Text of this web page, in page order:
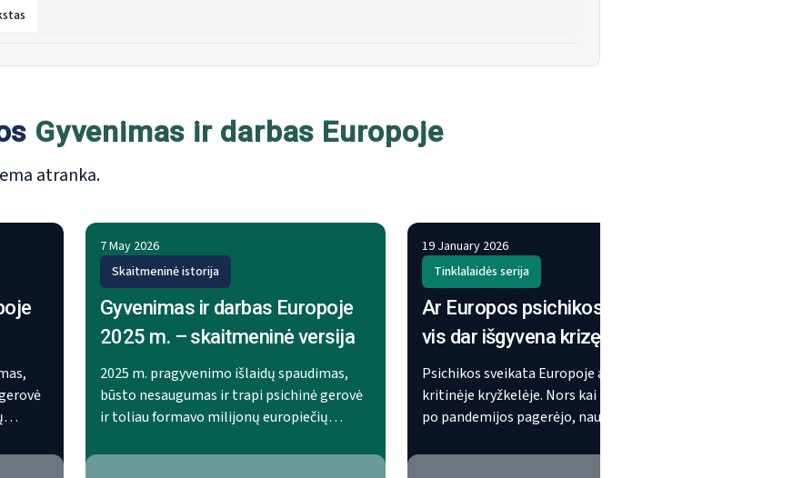
Gyvenimas ir darbas Europoje
atranka.
7 May 2026
Skaitmeninė istorija
Gyvenimas ir darbas Europoje
2025 m. – skaitmeninė versija
2025 m. pragyvenimo išlaidų spaudimas,
būsto nesaugumas ir trapi psichinė gerovė
ir toliau formavo milijonų europiečių
skaitmeniniame metraštyje, kuriame
19 January 2026
Tinklalaidės serija
Ar Europos psichikos sveikata
vis dar išgyvena krizę?
Psichikos sveikata Europoje atsidūrė
kritinėje kryžkelėje. Nors kai kurie rodikliai
po pandemijos pagerėjo, naujoje
nerimą keliančios tendencijos, įskaitant